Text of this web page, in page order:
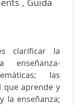
, Guida
clarificar la
las
que aprende y
la enseñanza;